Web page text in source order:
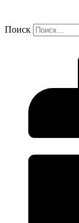
Поиск